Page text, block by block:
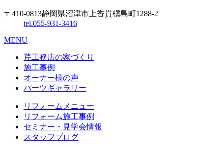
〒410-0813静岡県沼津市上香貫槇島町1288-2
tel.055-931-3416
MENU
芹工務店の家づくり
施工事例
オーナー様の声
パーツギャラリー
リフォームメニュー
リフォーム施工事例
セミナー・見学会情報
スタッフブログ